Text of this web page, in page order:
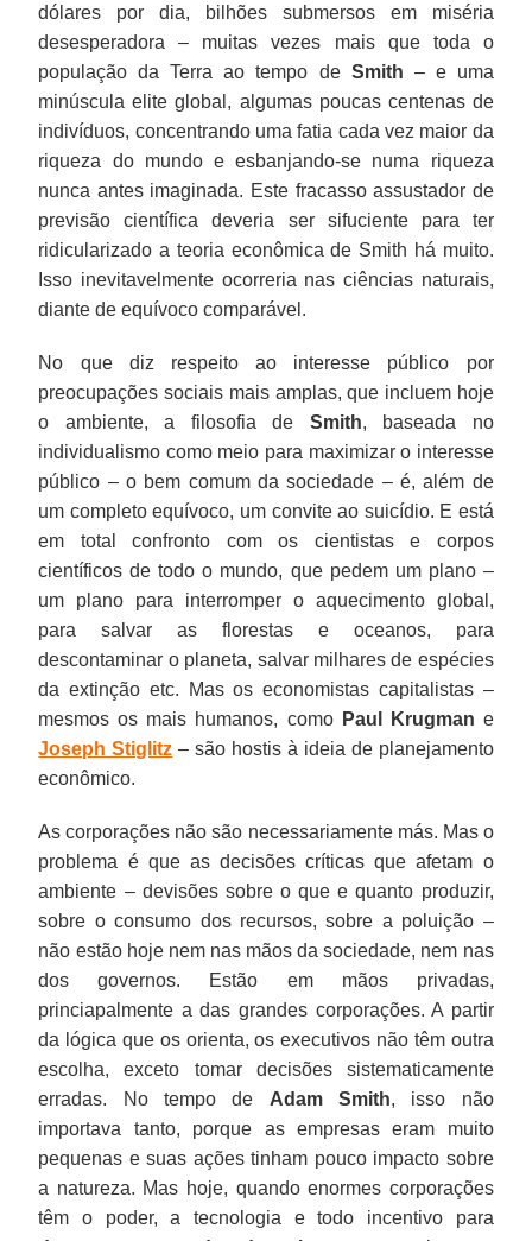
dólares por dia, bilhões submersos em miséria
desesperadora – muitas vezes mais que toda o
população da Terra ao tempo de Smith – e uma
minúscula elite global, algumas poucas centenas de
indivíduos, concentrando uma fatia cada vez maior da
riqueza do mundo e esbanjando-se numa riqueza
nunca antes imaginada. Este fracasso assustador de
previsão científica deveria ser sifuciente para ter
ridicularizado a teoria econômica de Smith há muito.
Isso inevitavelmente ocorreria nas ciências naturais,
diante de equívoco comparável.
No que diz respeito ao interesse público por
preocupações sociais mais amplas, que incluem hoje
o ambiente, a filosofia de Smith, baseada no
individualismo como meio para maximizar o interesse
público – o bem comum da sociedade – é, além de
um completo equívoco, um convite ao suicídio. E está
em total confronto com os cientistas e corpos
científicos de todo o mundo, que pedem um plano –
um plano para interromper o aquecimento global,
para salvar as florestas e oceanos, para
descontaminar o planeta, salvar milhares de espécies
da extinção etc. Mas os economistas capitalistas –
mesmos os mais humanos, como Paul Krugman e
Joseph Stiglitz – são hostis à ideia de planejamento
econômico.
As corporações não são necessariamente más. Mas o
problema é que as decisões críticas que afetam o
ambiente – devisões sobre o que e quanto produzir,
sobre o consumo dos recursos, sobre a poluição –
não estão hoje nem nas mãos da sociedade, nem nas
dos governos. Estão em mãos privadas,
princiapalmente a das grandes corporações. A partir
da lógica que os orienta, os executivos não têm outra
escolha, exceto tomar decisões sistematicamente
erradas. No tempo de Adam Smith, isso não
importava tanto, porque as empresas eram muito
pequenas e suas ações tinham pouco impacto sobre
a natureza. Mas hoje, quando enormes corporações
têm o poder, a tecnologia e todo incentivo para